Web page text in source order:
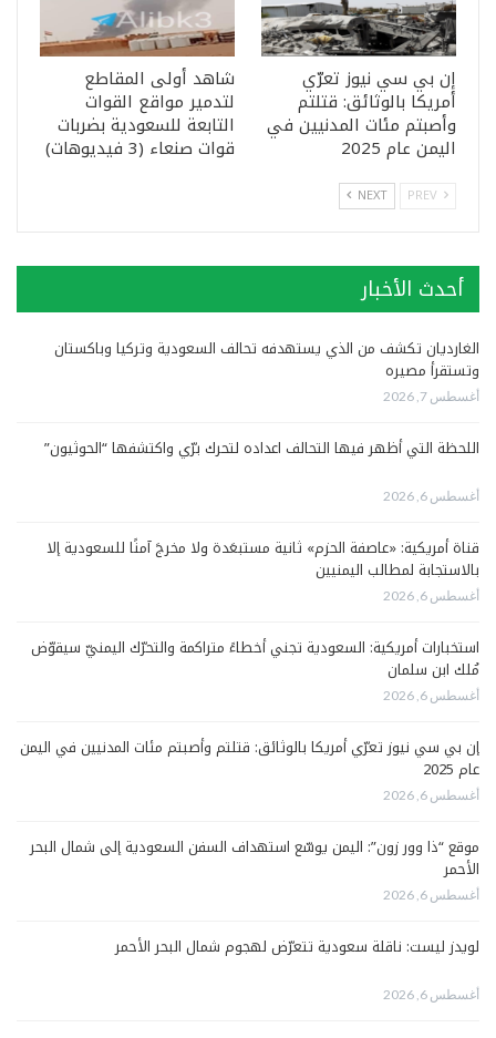
إن بي سي نيوز تعرّي
أمريكا بالوثائق: قتلتم
وأصبتم مئات المدنيين في
اليمن عام 2025
شاهد أولى المقاطع
لتدمير مواقع القوات
التابعة للسعودية بضربات
قوات صنعاء (3 فيديوهات)
NEXT
أحدث الأخبار
الغارديان تكشف من الذي يستهدفه تحالف السعودية وتركيا وباكستان
وتستقرأ مصيره
أغسطس 7, 2026
اللحظة التي أظهر فيها التحالف اعداده لتحرك برّي واكتشفها “الحوثيون”
أغسطس 6, 2026
قناة أمريكية: «عاصفة الحزم» ثانية مستبعَدة ولا مخرجَ آمنًا للسعودية إلا
بالاستجابة لمطالب اليمنيين
أغسطس 6, 2026
استخبارات أمريكية: السعودية تجني أخطاءً متراكمة والتحرّك اليمنيّ سيقوّض
مُلك ابن سلمان
أغسطس 6, 2026
إن بي سي نيوز تعرّي أمريكا بالوثائق: قتلتم وأصبتم مئات المدنيين في اليمن
عام 2025
أغسطس 6, 2026
موقع “ذا وور زون”: اليمن يوسّع استهداف السفن السعودية إلى شمال البحر
الأحمر
أغسطس 6, 2026
لويدز ليست: ناقلة سعودية تتعرّض لهجوم شمال البحر الأحمر
أغسطس 6, 2026